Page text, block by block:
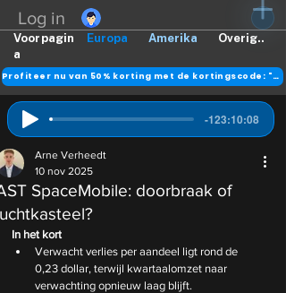
Log in
Europa Amerika Overig..
Voorpagin
a
Profiteer nu van 50% korting met de kortingscode: "DANK"
-123:10:08
SpaceMobile: doorbraak of
Arne Verheedt
10 nov 2025
In het kort
Verwacht verlies per aandeel ligt rond de
0,23 dollar, terwijl kwartaalomzet naar
verwachting opnieuw laag blijft.